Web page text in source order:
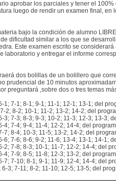
aprobar los parciales y tener el
luego de rendir un examen final, en
bajo la condición de alumno
dificultad similar a los que se
Este examen escrito se
laboratorio y entregar el informe
dos bolillas de un bolillero que
prudencial de 10 minutos
preguntará ,sobre dos o tres temas
1; 7-1; 8-1; 9-1; 11-1; 12-1; 13-1; del
2; 8-2; 10-1; 11-2; 13-2; 14-2; del
3; 7-3; 8-3; 9-3; 10-2; 11-3; 12-3; 13-3;
4; 7-4; 9-4; 11-4; 12-2; 14-4; del
7; 8-4; 10-3; 11-5; 13-2; 14-2; del
6; 7-6; 8-6; 9-2; 11-6; 13-4; 13-1; 14-1;
2; 7-8; 8-3; 10-1; 11-7; 12-2; 14-4; del
4; 7-9; 8-5; 11-8; 12-3; 13-2; del
7; 7-10; 8-1; 9-1; 11-9; 12-4; 14-4; del
3; 7-11; 8-2; 11-10; 12-5; 13-5; del